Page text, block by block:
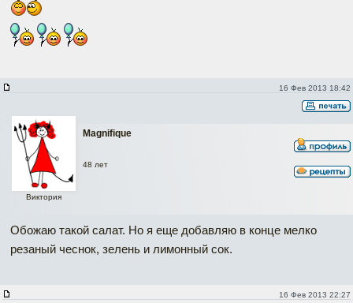
16 Фев 2013 18:42
Magnifique
Виктория
48 лет
Обожаю такой салат. Но я еще добавляю в конце мелко
резаный чеснок, зелень и лимонный сок.
16 Фев 2013 22:27